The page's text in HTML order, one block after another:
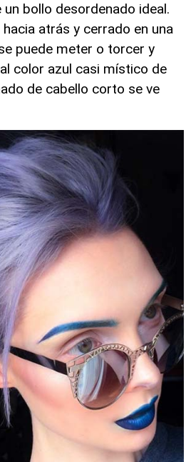
bollo desordenado ideal.
atrás y cerrado en una
puede meter o torcer y
color azul casi místico de
de cabello corto se ve